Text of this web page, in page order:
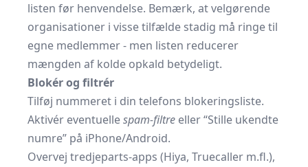
listen før henvendelse. Bemærk, at velgørende
organisationer i visse tilfælde stadig må ringe til
egne medlemmer - men listen reducerer
mængden af kolde opkald betydeligt.
Blokér og filtrér
Tilføj nummeret i din telefons blokeringsliste.
Aktivér eventuellespam-filtre eller “Stille ukendte
numre” på iPhone/Android.
Overvej tredjeparts-apps (Hiya, Truecaller m.fl.),